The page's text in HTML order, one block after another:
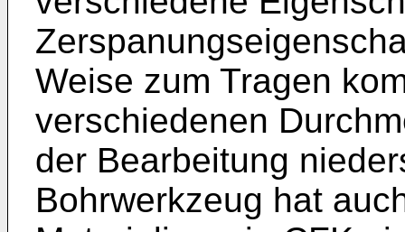
Weise zum Tragen
verschiedenen
der Bearbeitung
Bohrwerkzeug hat